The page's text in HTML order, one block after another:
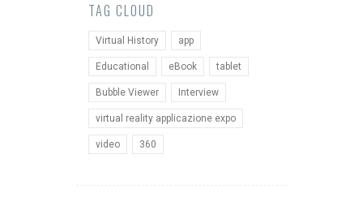
TAG CLOUD
Virtual History app
Educational eBook tablet
Bubble Viewer Interview
virtual reality applicazione expo
video 360